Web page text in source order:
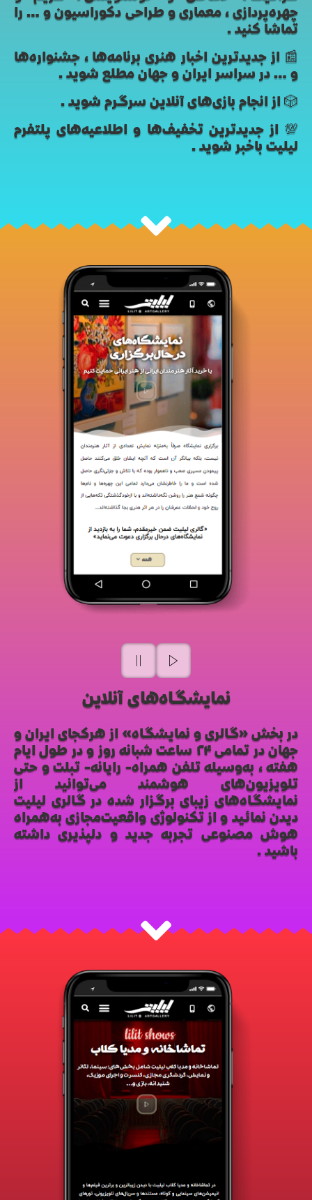
چهره‌پردازی، معماری و طراحی دکوراسیون و… را
تماشا کنید.
📰 از جدیدترین اخبار هنری برنامه‌ها، جشنواره‌ها
و… در سراسر ایران و جهان مطلع شوید.
🎲 از انجام بازی‌های آنلاین سرگرم شوید.
💯 از جدیدترین تخفیف‌ها و اطلاعیه‌های پلتفرم
لیلیت باخبر شوید.
نمایشگاه‌های آنلاین
در بخش «گالری و نمایشگاه» از هرکجای ایران و
جهان در تمامی ۲۴ ساعت شبانه روز و در طول ایام
هفته، به‌وسیله تلفن همراه- رایانه- تبلت و حتی
تلویزیون‌های هوشمند می‌توانید از
نمایشگاه‌های زیبای برگزار شده در گالری لیلیت
دیدن نمائید و از تکنولوژی واقعیت‌مجازی به‌همراه
هوش مصنوعی تجربه جدید و دلپذیری داشته
باشید.